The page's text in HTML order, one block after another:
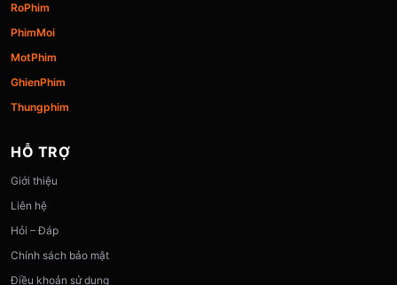
RoPhim
PhimMoi
MotPhim
GhienPhim
Thungphim
HỖ TRỢ
Giới thiệu
Liên hệ
Hỏi – Đáp
Chính sách bảo mật
Điều khoản sử dụng